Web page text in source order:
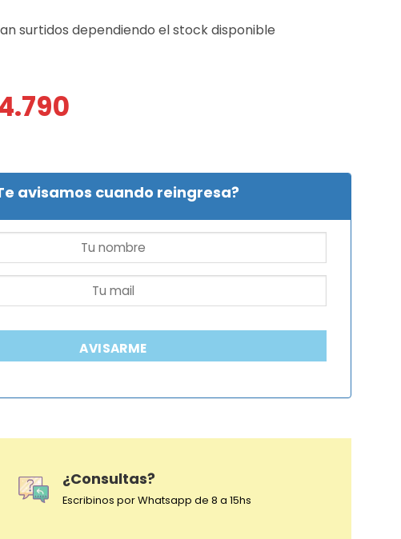
surtidos dependiendo el stock disponible
El
precio
avisamos cuando reingresa?
AVISARME
¿Consultas?
Escribinos por Whatsapp de 8 a 15hs